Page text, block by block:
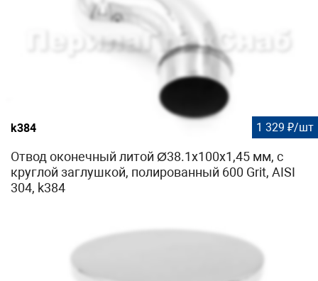
k384 1 329 ₽/шт
Отвод оконечный литой Ø38.1х100х1,45 мм, с
круглой заглушкой, полированный 600 Grit, AISI
304, k384